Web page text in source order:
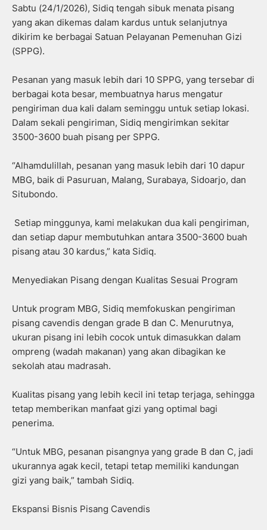
Sabtu (24/1/2026), Sidiq tengah sibuk menata pisang
yang akan dikemas dalam kardus untuk selanjutnya
dikirim ke berbagai Satuan Pelayanan Pemenuhan Gizi
(SPPG).
Pesanan yang masuk lebih dari 10 SPPG, yang tersebar di
berbagai kota besar, membuatnya harus mengatur
pengiriman dua kali dalam seminggu untuk setiap lokasi.
Dalam sekali pengiriman, Sidiq mengirimkan sekitar
3500-3600 buah pisang per SPPG.
“Alhamdulillah, pesanan yang masuk lebih dari 10 dapur
MBG, baik di Pasuruan, Malang, Surabaya, Sidoarjo, dan
Situbondo.
Setiap minggunya, kami melakukan dua kali pengiriman,
dan setiap dapur membutuhkan antara 3500-3600 buah
pisang atau 30 kardus,” kata Sidiq.
Menyediakan Pisang dengan Kualitas Sesuai Program
Untuk program MBG, Sidiq memfokuskan pengiriman
pisang cavendis dengan grade B dan C. Menurutnya,
ukuran pisang ini lebih cocok untuk dimasukkan dalam
ompreng (wadah makanan) yang akan dibagikan ke
sekolah atau madrasah.
Kualitas pisang yang lebih kecil ini tetap terjaga, sehingga
tetap memberikan manfaat gizi yang optimal bagi
penerima.
“Untuk MBG, pesanan pisangnya yang grade B dan C, jadi
ukurannya agak kecil, tetapi tetap memiliki kandungan
gizi yang baik,” tambah Sidiq.
Ekspansi Bisnis Pisang Cavendis